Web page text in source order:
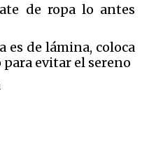
de ropa lo antes
es de lámina, coloca
evitar el sereno